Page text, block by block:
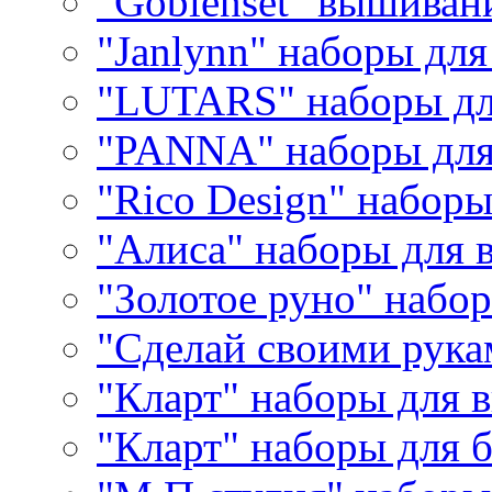
"Janlynn" наборы
"LUTARS" наборы
"PANNA" наборы
"Rico Design"
"Алиса" наборы для
"Золотое руно"
"Сделай своими
"Кларт" наборы для
"Кларт" наборы для